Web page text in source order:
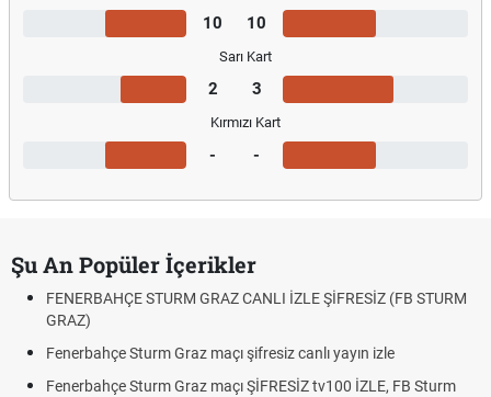
10 10
Sarı Kart
2 3
Kırmızı Kart
- -
Şu An Popüler İçerikler
FENERBAHÇE STURM GRAZ CANLI İZLE ŞİFRESİZ (FB STURM
GRAZ)
Fenerbahçe Sturm Graz maçı şifresiz canlı yayın izle
Fenerbahçe Sturm Graz maçı ŞİFRESİZ tv100 İZLE, FB Sturm